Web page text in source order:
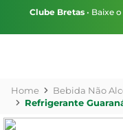
Clube Bretas • Baixe
Bebida Não
Refrigerante